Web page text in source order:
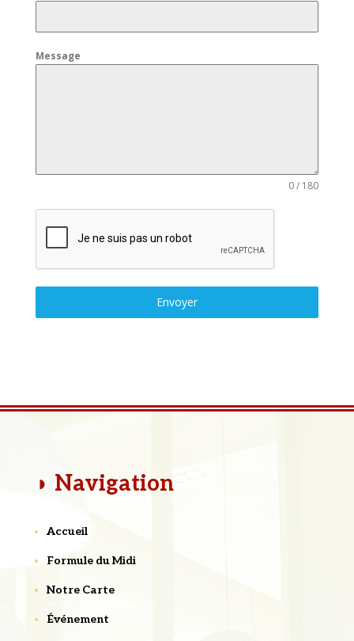
Message
0 / 180
Envoyer
◗ Navigation
Accueil
Formule du Midi
Notre Carte
Événement